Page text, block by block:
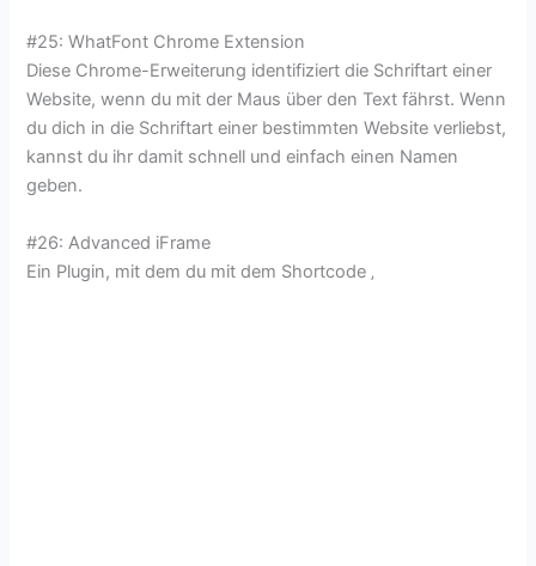
#25: WhatFont Chrome Extension
Diese Chrome-Erweiterung identifiziert die Schriftart einer
Website, wenn du mit der Maus über den Text fährst. Wenn
du dich in die Schriftart einer bestimmten Website verliebst,
kannst du ihr damit schnell und einfach einen Namen
geben.
#26: Advanced iFrame
Ein Plugin, mit dem du mit dem Shortcode ‚